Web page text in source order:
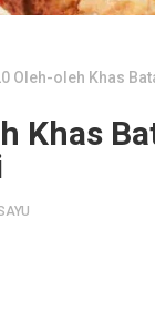
Oleh-oleh Khas
Khas